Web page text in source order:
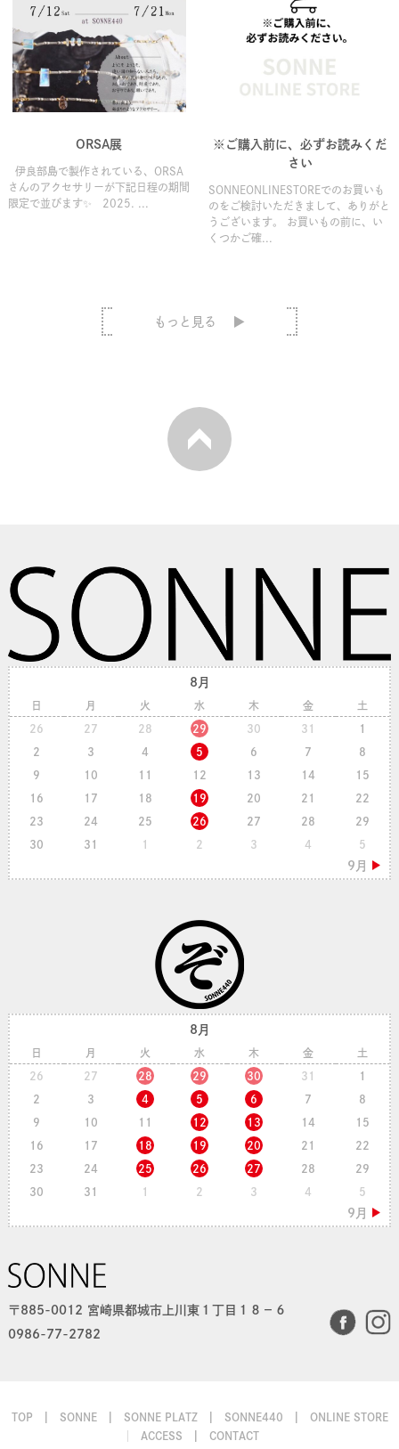
ORSA展
伊良部島で製作されている、ORSA
さんのアクセサリーが下記日程の期間
限定で並びます✨ 2025. ...
※ご購入前に、必ずお読みくだ
さい
SONNEONLINESTOREでのお買いも
のをご検討いただきまして、ありがと
うございます。 お買いもの前に、い
くつかご確...
もっと見る
8月
日 月 火 水 木 金 土
26 27 28 29 30 31 1
2 3 4 5 6 7 8
9 10 11 12 13 14 15
16 17 18 19 20 21 22
23 24 25 26 27 28 29
30 31 1 2 3 4 5
8月
日 月 火 水 木 金 土
26 27 28 29 30 31 1
2 3 4 5 6 7 8
9 10 11 12 13 14 15
16 17 18 19 20 21 22
23 24 25 26 27 28 29
30 31 1 2 3 4 5
〒885-0012 宮崎県都城市上川東１丁目１８−６
0986-77-2782
TOP SONNE SONNE PLATZ SONNE440
ONLINE STORE
ACCESS
CONTACT